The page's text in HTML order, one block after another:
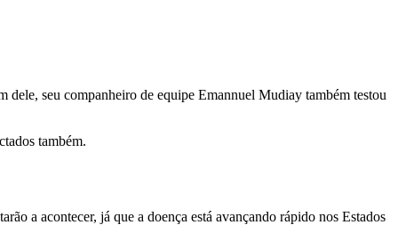
seu companheiro de equipe Emannuel Mudiay também testou
também.
a acontecer, já que a doença está avançando rápido nos Estados